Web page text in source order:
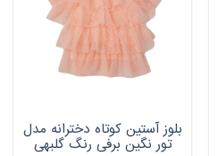
بلوز آستین کوتاه دخترانه مدل
تور نگین برفی رنگ گلبهی